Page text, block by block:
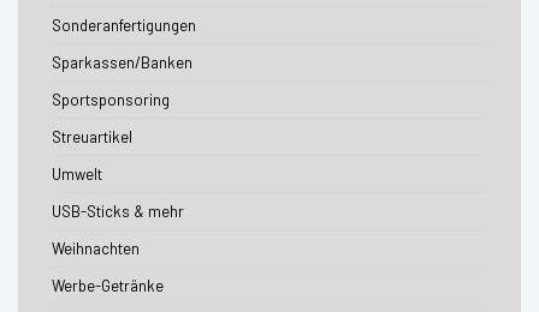
Sonderanfertigungen
Sparkassen/Banken
Sportsponsoring
Streuartikel
Umwelt
USB-Sticks & mehr
Weihnachten
Werbe-Getränke